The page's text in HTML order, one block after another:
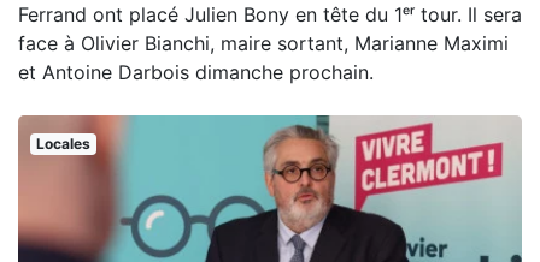
Ferrand ont placé Julien Bony en tête du 1ᵉʳ tour. Il sera
face à Olivier Bianchi, maire sortant, Marianne Maximi
et Antoine Darbois dimanche prochain.
Locales